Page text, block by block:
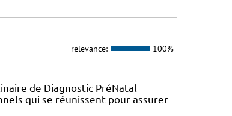
relevance: 100%
de Diagnostic PréNatal
qui se réunissent pour assurer